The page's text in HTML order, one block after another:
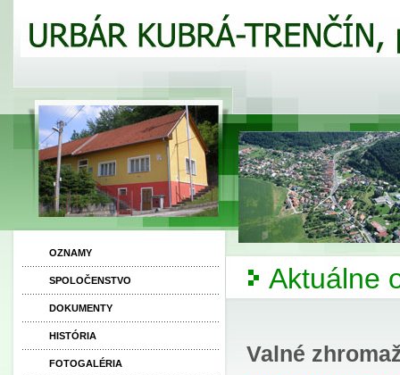
Aktuálne
Valné
OZNAMY
SPOLOČENSTVO
DOKUMENTY
HISTÓRIA
FOTOGALÉRIA